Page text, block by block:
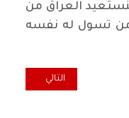
العراق من
من تسول له نفسه
يا حكام إيران ؟!المقال التالي:
التالي